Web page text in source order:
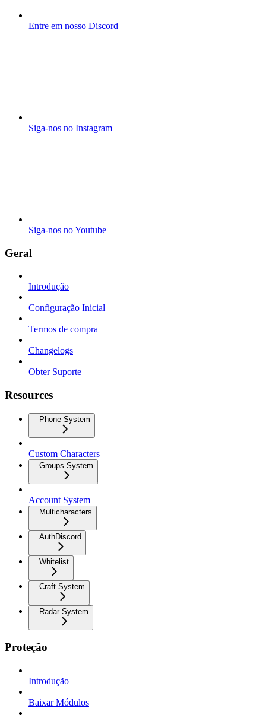
Entre em nosso Discord
Siga-nos no Instagram
Siga-nos no Youtube
Geral
Introdução
Configuração Inicial
Termos de compra
Changelogs
Obter Suporte
Resources
Phone System
Custom Characters
Groups System
Account System
Multicharacters
AuthDiscord
Whitelist
Craft System
Radar System
Proteção
Introdução
Baixar Módulos